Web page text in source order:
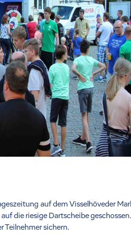
auf dem Visselhöveder
die riesige Dartscheibe
Teilnehmer sichern.